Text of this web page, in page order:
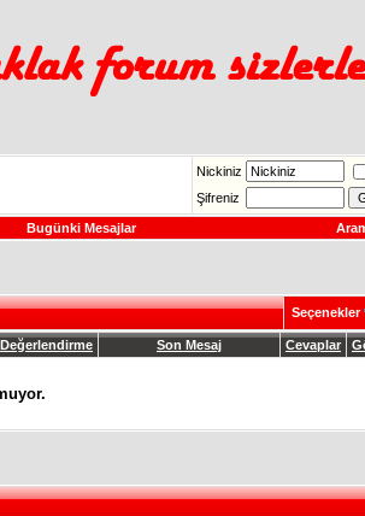
Nickiniz
Şifreniz
Bugünki Mesajlar
Seçenekler
Değerlendirme Son Mesaj Cevaplar